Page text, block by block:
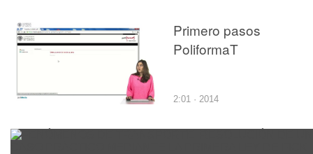
Primero pasos
PoliformaT
2:01 · 2014